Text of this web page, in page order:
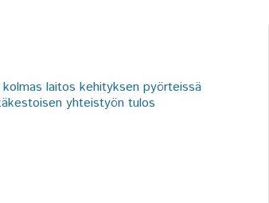
laitos kehityksen pyörteissä
yhteistyön tulos